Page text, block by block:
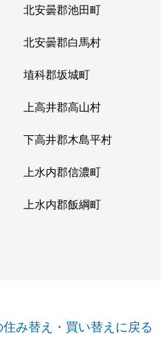
北安曇郡池田町
北安曇郡白馬村
埴科郡坂城町
上高井郡高山村
下高井郡木島平村
上水内郡信濃町
上水内郡飯綱町
み替え・買い替えに戻る